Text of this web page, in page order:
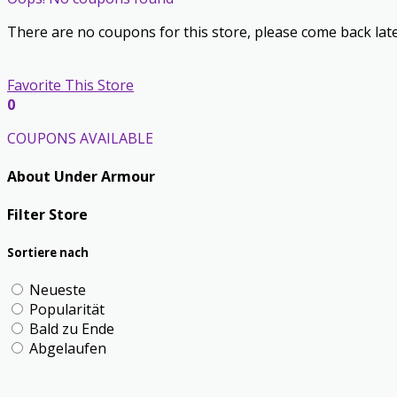
There are no coupons for this store, please come back
Favorite This Store
0
COUPONS AVAILABLE
About Under Armour
Filter Store
Sortiere nach
Neueste
Popularität
Bald zu Ende
Abgelaufen